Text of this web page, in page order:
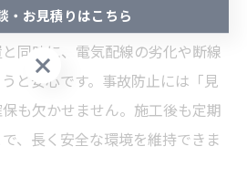
くなる工夫も大切です。
同時に、電気配線の劣化や断線
と安心です。事故防止には「見
も欠かせません。施工後も定期
、長く安全な環境を維持できま
・お見積りはこちら
・お見積りはこちら